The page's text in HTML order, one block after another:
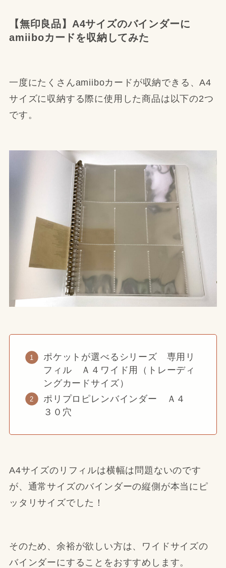
【無印良品】A4サイズのバインダーに
amiiboカードを収納してみた
一度にたくさんamiiboカードが収納できる、A4
サイズに収納する際に使用した商品は以下の2つ
です。
ポケットが選べるシリーズ 専用リ
フィル Ａ４ワイド用（トレーディ
ングカードサイズ）
ポリプロピレンバインダー Ａ４
３０穴
A4サイズのリフィルは横幅は問題ないのです
が、通常サイズのバインダーの縦側が本当にピ
ッタリサイズでした！
そのため、余裕が欲しい方は、ワイドサイズの
バインダーにすることをおすすめします。